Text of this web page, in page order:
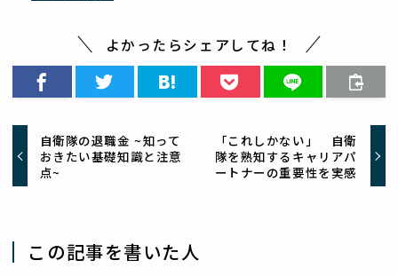
よかったらシェアしてね！
自衛隊の退職金 ~知って
おきたい基礎知識と注意
点~
「これしかない」 自衛
隊を熟知するキャリアパ
ートナーの重要性を実感
この記事を書いた人